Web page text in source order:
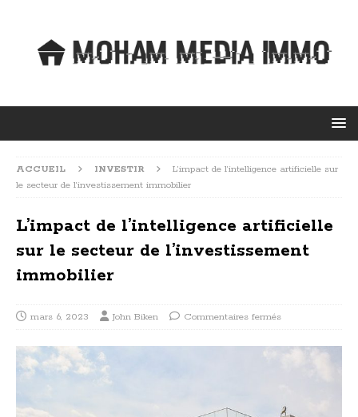
ACCUEIL INVESTIR
L’impact de l’intelligence artificielle sur
le secteur de l’investissement immobilier
L’impact de l’intelligence artificielle
sur le secteur de l’investissement
immobilier
mars 6, 2023 John Biken Commentaires fermés